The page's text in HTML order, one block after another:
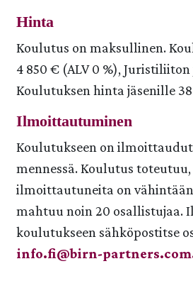
Hinta
Koulutus on maksullinen.
4 850 € (ALV 0 %),
Koulutuksen hinta jäsenille
Ilmoittautuminen
Koulutukseen on
mennessä. Koulutus toteutuu,
ilmoittautuneita on vähintään
mahtuu noin 20 osallistujaa.
koulutukseen sähköpostitse
info.fi@birn-